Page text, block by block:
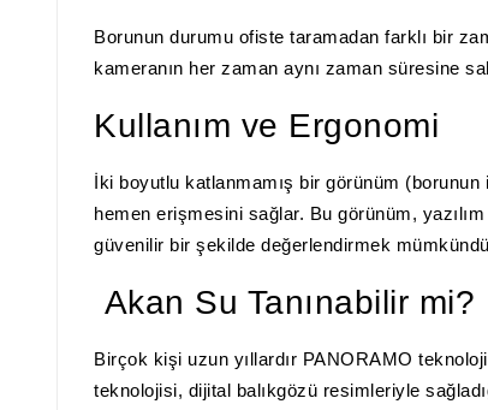
Borunun durumu ofiste taramadan farklı bir
kameranın her zaman aynı zaman süresine
Kullanım ve Ergonomi
İki boyutlu katlanmamış bir görünüm
hemen erişmesini sağlar. Bu görünüm,
güvenilir bir şekilde değerlendirmek
Akan Su Tanınabilir mi?
Birçok kişi uzun yıllardır PANORAMO
teknolojisi, dijital balıkgözü resimleriyle